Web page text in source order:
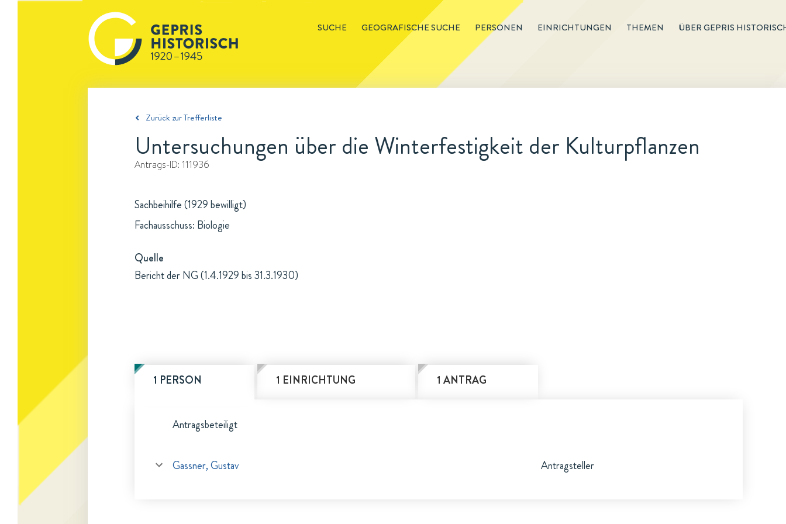
SUCHE GEOGRAFISCHE SUCHE PERSONEN EINRICHTUNGEN THEMEN ÜBER GEPRIS
Zurück zur Trefferliste
Untersuchungen über die Winterfestigkeit der Kulturpflanzen
Antrags-ID: 111936
Sachbeihilfe (1929 bewilligt)
Fachausschuss: Biologie
Quelle
Bericht der NG (1.4.1929 bis 31.3.1930)
1 PERSON 1 EINRICHTUNG 1 ANTRAG
Antragsbeteiligt
Gassner, Gustav Antragsteller